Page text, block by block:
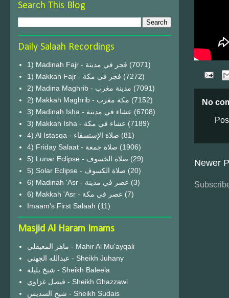
No
Newer
Search This Blog
Daily Salaah Recordings
1) Madinah Fajr - فجر في مدينة (7071)
1) Makkah Fajr - فجر في مكة (7272)
2) Madina Maghrib - مدينة مغرب (7091)
2) Makkah Maghrib - مكة مغرب (7152)
3) Madinah Isha - عشاء في مدينة (6708)
3) Makkah Isha - عشاء في مكة (7189)
4) Al Istasqa - صلاة الإستسقاء (81)
4) Friday Salaat - صلاة جمعة (1906)
5) Lunar Eclipse - صلاة الخسوف (29)
(20)
6) Madinah 'Asr - عصر في مدينة (3)
6) Makkah 'Asr - عصر في مكة (7)
Imaam's First Salaah (11)
Masjid Al Haram Imams
ماهر المعيقلي - Mahir Al Mu'ayqali
عبدالله الجهني - Sheikh Juhany
شيخ بليلة - Sheikh Baleela
فيصل غزاوي - Sheikh Ghazzawi
شيخ السديس - Sheikh Sudais